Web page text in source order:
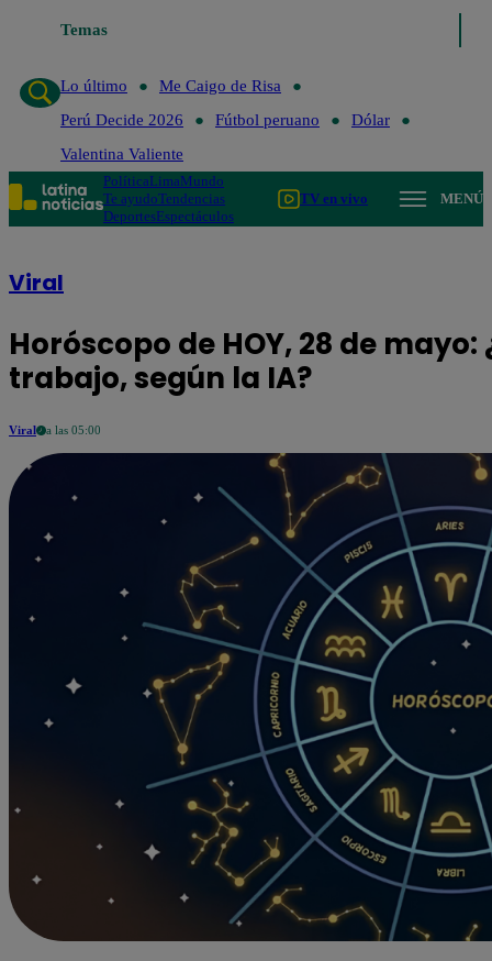
Temas
Caigo de Risa
Lo último
Me Caigo de Risa
Perú Decide 2026
Fútbol peruano
Dólar
Valentina Valiente
PolíticaLimaMundo
Te ayudoTendencias
DeportesEspectáculos
TV en vivo MENÚ
Viral
Horóscopo de HOY, 28 de
trabajo, según la IA?
Viral a las 05:00